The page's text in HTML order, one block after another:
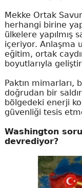
Mekke Ortak
herhangi birine
ülkelere yapılmış
içeriyor. Anlaşma
eğitim, ortak
boyutlarıyla
Paktın mimarları,
doğrudan bir
bölgedeki enerji
güvenliği tesis
Washington
devrediyor?